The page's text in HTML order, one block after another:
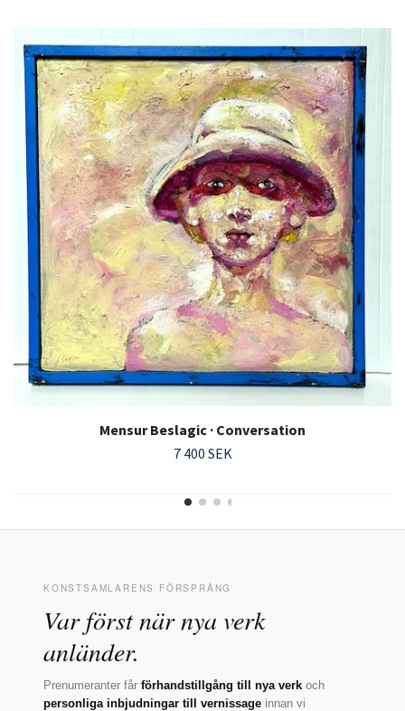
Mensur Beslagic · Conversation
7 400 SEK
KONSTSAMLARENS FÖRSPRÅNG
Var först när nya verk
anländer.
Prenumeranter får förhandstillgång till nya verk och
personliga inbjudningar till vernissage innan vi